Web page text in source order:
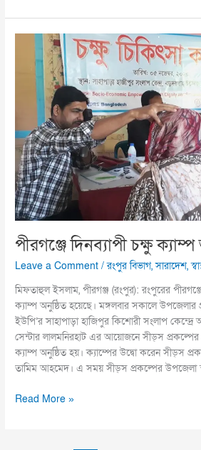
পীরগঞ্জে দিনব্যাপী চক্ষু
Leave a Comment /রংপুর বিভাগ,সারাদেশ,
মিফতাহুল ইসলাম, পীরগঞ্জ (রংপুর): রংপুরের পীরগঞ্জে
ক্যাম্প অনুষ্ঠিত হয়েছে। মঙ্গলবার সকালে উপজেলার
ইউপি’র সাহাপাড়া হাজিপুর কিশোরী সংলাপ
সেন্টার লালমনিরহাট এর আয়োজনে সীড্স প্রকল্পের
ক্যাম্প অনুষ্ঠিত হয়। ক্যাম্পের উদ্বো করেন সীড্স
তামিম আহমেদ। এ সময় সীড্স প্রকল্পের উপজেলা
ক্যাম্প
অনুষ্ঠিত
Read More »